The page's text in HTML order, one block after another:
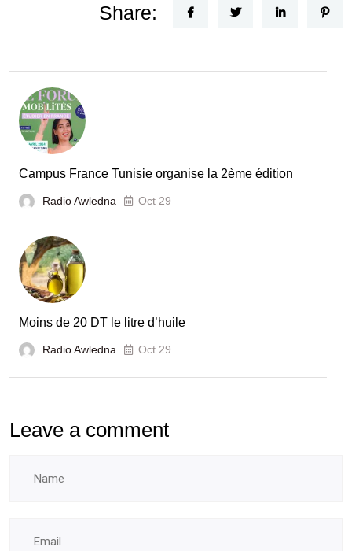
Share:
Campus France Tunisie organise la 2ème édition
Radio Awledna Oct 29
Moins de 20 DT le litre d’huile
Radio Awledna Oct 29
Leave a comment